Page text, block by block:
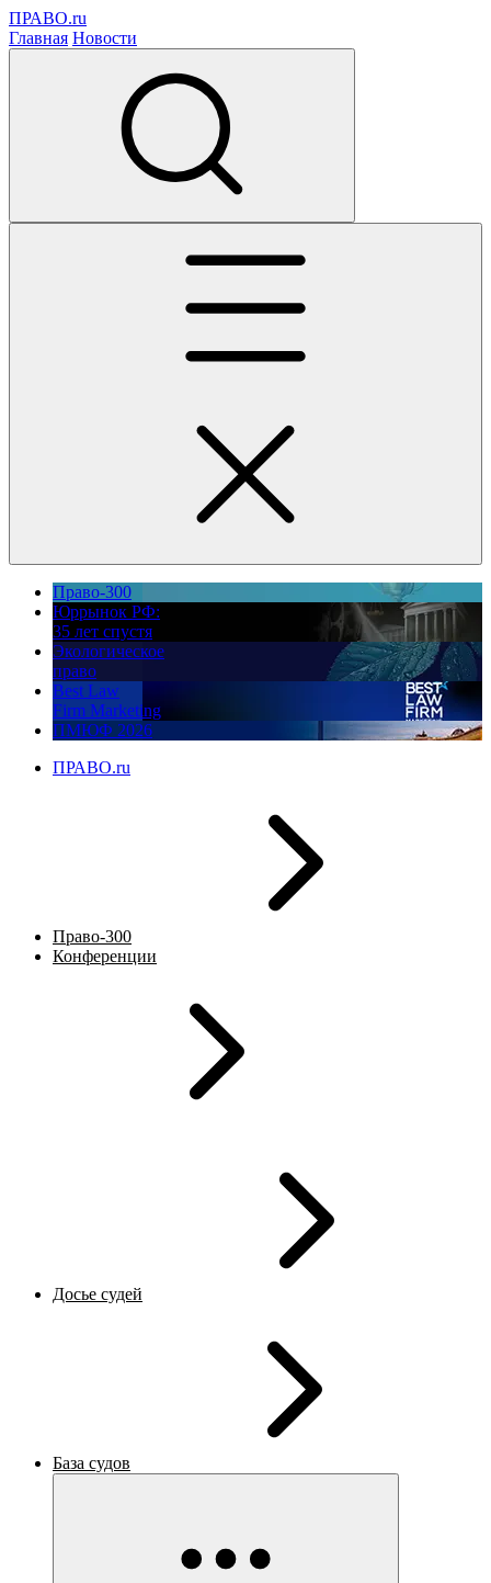
ПРАВО.ru
Главная Новости
Право-300
Юррынок РФ:
35 лет спустя
Экологическое
право
Best Law
Firm Marketing
ПМЮФ 2026
ПРАВО.ru
Право-300
Конференции
Досье судей
База судов